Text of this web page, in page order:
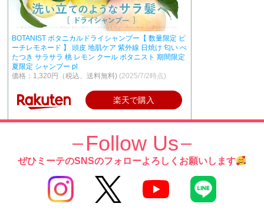
BOTANIST ボタニカルドライシャンプー【 数量限定 ピ
ーチレモネード 】 頭皮 地肌ケア 紫外線 日焼け 匂い べ
たつき サラサラ 桃 レモン クール ボタニスト 期間限定
夏限定 シャンプー pl
価格：1,320円（税込、送料無料) (2025/7/2時点)
楽天で購入
Follow Us
ぜひミーテのSNSのフォローよろしくお願いします